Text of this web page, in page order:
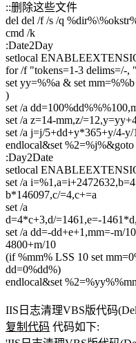
::删除这些文件
del del /f /s /q
cmd /k
:Date2Day
setlocal
for /f "tokens=1-3 delims=/-,
set yy=%%a & set
)
set /a
set /a z=14-mm,z/
set /a j=j/5+dd+y*365+y/4-
endlocal&set
:Day2Date
setlocal
set /a
b*146097,c/=4,c+=a
set /a
d=4*c+3,d/=1461,e=-
set /a dd=-dd+e+1,mm=-m/
4800+m/10
(if %mm% LSS 10 set
dd=0%dd%)
endlocal&set
IIS日志清理VBS版代码
复制代码 代码如下: